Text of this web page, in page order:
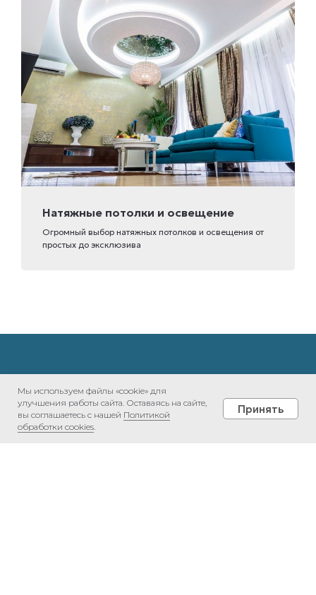
Меню
Натяжные потолки и освещение
Огромный выбор натяжных потолков и освещения от
простых до эксклюзива
Хотите посмотреть как
мы работаем?
Мы используем файлы «cookie» для
улучшения работы сайта. Оставаясь на сайте,
вы соглашаетесь с нашей Политикой
обработки cookies.
Принять